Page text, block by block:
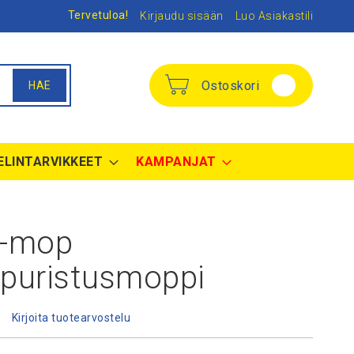
Tervetuloa! Kirjaudu sisään Luo Asiakastili
Ostoskori
HAE
KAMPANJAT
mop
Kirjoita tuotearvostelu